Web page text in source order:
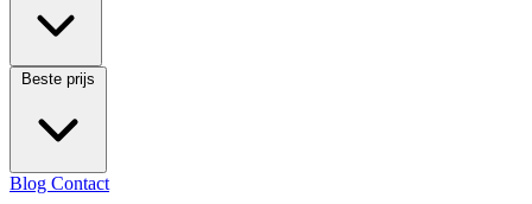
Beste prijs
Blog Contact